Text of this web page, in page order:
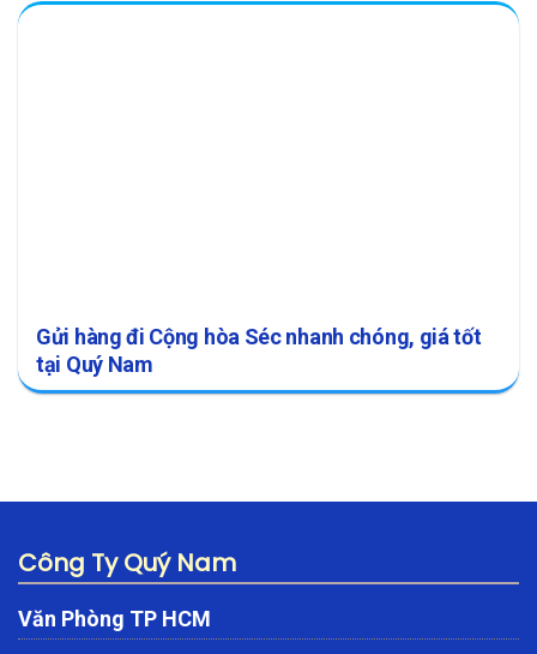
Gửi hàng đi Cộng hòa Séc nhanh chóng, giá tốt
tại Quý Nam
Công Ty Quý Nam
Văn Phòng TP HCM